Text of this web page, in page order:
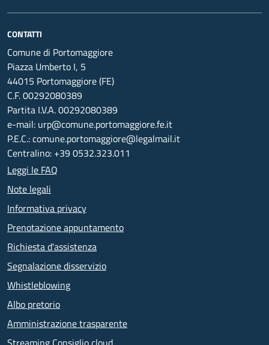
CONTATTI
Comune di Portomaggiore
Piazza Umberto I, 5
44015 Portomaggiore (FE)
C.F. 00292080389
Partita I.V.A. 00292080389
e-mail: urp@comune.portomaggiore.fe.it
P.E.C.: comune.portomaggiore@legalmail.it
Centralino: +39 0532.323.011
Leggi le FAQ
Note legali
Informativa privacy
Prenotazione appuntamento
Richiesta d'assistenza
Segnalazione disservizio
Whistleblowing
Albo pretorio
Amministrazione trasparente